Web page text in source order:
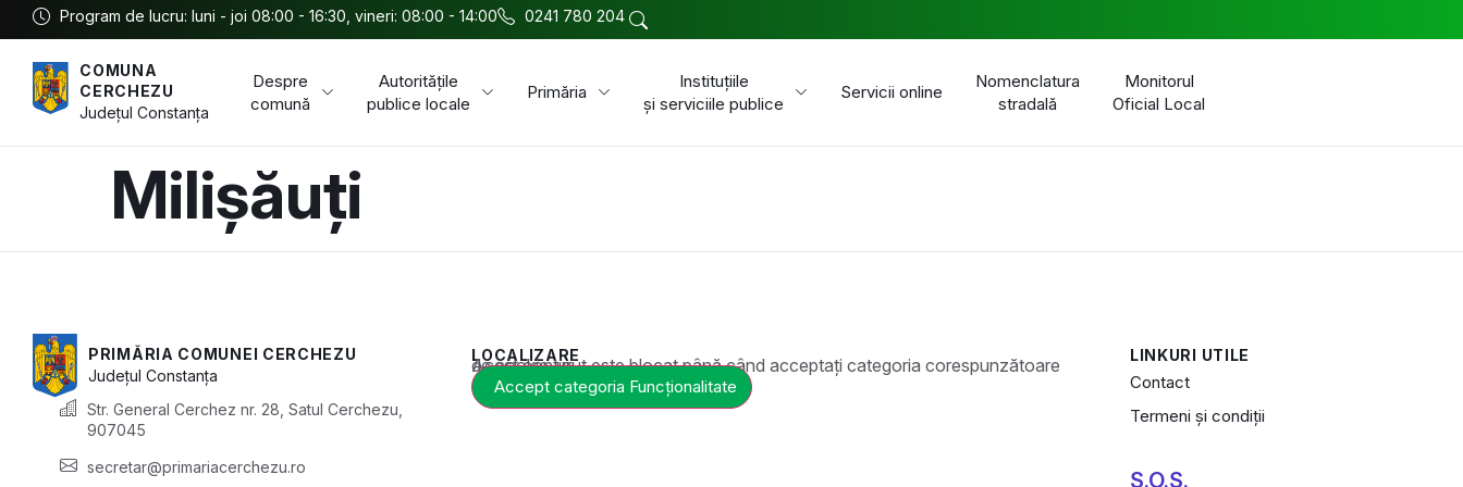
Program de lucru: luni - joi 08:00 - 16:30, vineri: 08:00 - 14:00 0241 780 204
COMUNA
CERCHEZU
JudețulConstanța
Despre
comună
Autoritățile
publice locale
Primăria
Instituțiile
și serviciile publice
Servicii online
Nomenclatura
stradală
Monitorul
Oficial Local
Milișăuți
PRIMĂRIA COMUNEI CERCHEZU
JudețulConstanța
Str. General Cerchez nr. 28, Satul Cerchezu,
907045
secretar@primariacerchezu.ro
LOCALIZARE
Acest conținut este blocat până când acceptați categoria corespunzătoare de cookie-uri.
Accept categoria Funcționalitate
LINKURI UTILE
Contact
Termeni și condiții
S.O.S.